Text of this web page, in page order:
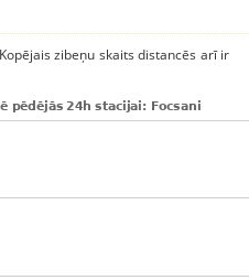
zibeņu skaits distancēs arī ir